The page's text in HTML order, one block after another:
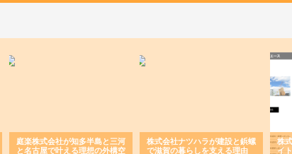
庭楽株式会社が知多半島と三河
と名古屋で叶える理想の外構空
株式会社ナツハラが建設と鋲螺
で滋賀の暮らしを支える理由
株
イ